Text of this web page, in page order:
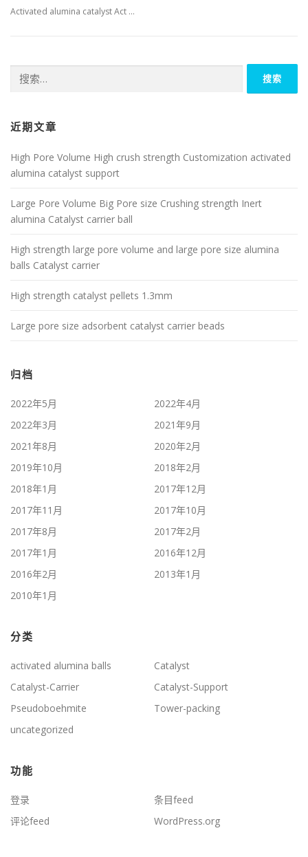
Activated alumina catalyst Act …
索：
近期文章
High Pore Volume High crush strength Customization activated
alumina catalyst support
Large Pore Volume Big Pore size Crushing strength Inert
alumina Catalyst carrier ball
High strength large pore volume and large pore size alumina
balls Catalyst carrier
High strength catalyst pellets 1.3mm
Large pore size adsorbent catalyst carrier beads
归档
2022年5月
2022年4月
2022年3月
2021年9月
2021年8月
2020年2月
2019年10月
2018年2月
2018年1月
2017年12月
2017年11月
2017年10月
2017年8月
2017年2月
2017年1月
2016年12月
2016年2月
2013年1月
2010年1月
分类
activated alumina balls
Catalyst
Catalyst-Carrier
Catalyst-Support
Pseudoboehmite
Tower-packing
uncategorized
功能
登录
条目feed
评论feed
WordPress.org